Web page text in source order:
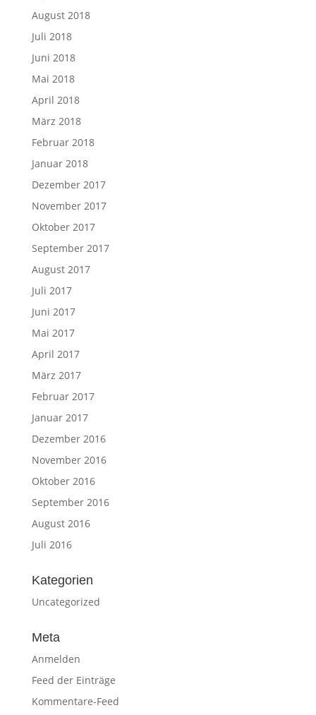
August 2018
Juli 2018
Juni 2018
Mai 2018
April 2018
März 2018
Februar 2018
Januar 2018
Dezember 2017
November 2017
Oktober 2017
September 2017
August 2017
Juli 2017
Juni 2017
Mai 2017
April 2017
März 2017
Februar 2017
Januar 2017
Dezember 2016
November 2016
Oktober 2016
September 2016
August 2016
Juli 2016
Kategorien
Uncategorized
Meta
Anmelden
Feed der Einträge
Kommentare-Feed